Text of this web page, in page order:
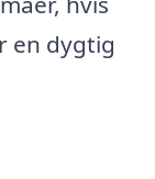
en dygtig